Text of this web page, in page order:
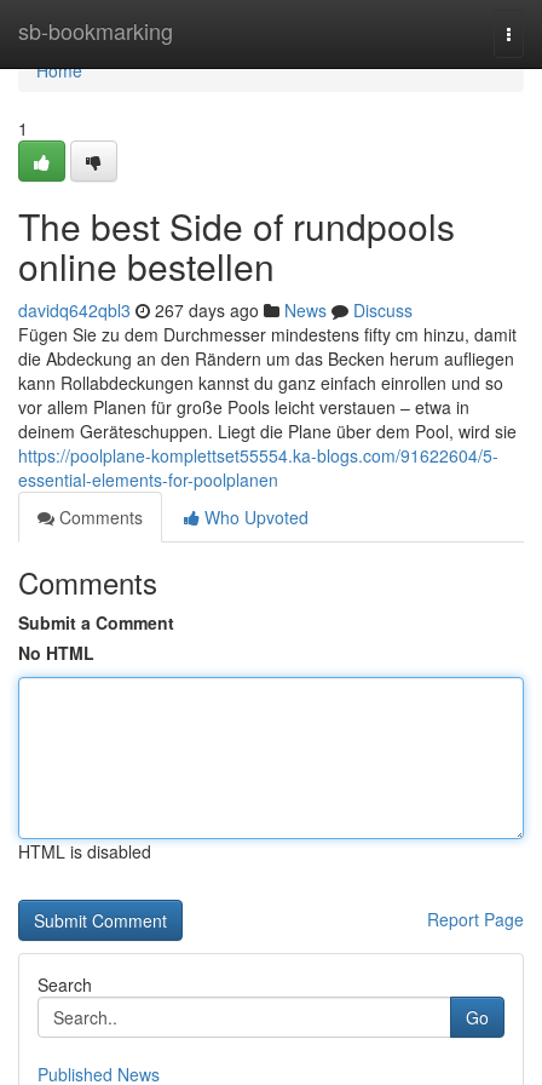
sb-bookmarking
Home
Home
1
The best Side of rundpools
online bestellen
davidq642qbl3 267 days ago News
Discuss
Fügen Sie zu dem Durchmesser mindestens fifty cm hinzu, damit
die Abdeckung an den Rändern um das Becken herum aufliegen
kann Rollabdeckungen kannst du ganz einfach einrollen und so
vor allem Planen für große Pools leicht verstauen – etwa in
deinem Geräteschuppen. Liegt die Plane über dem Pool, wird sie
https://poolplane-komplettset55554.ka-blogs.com/91622604/5-
essential-elements-for-poolplanen
Comments
Who Upvoted
Comments
Submit a Comment
No HTML
HTML is disabled
Report Page
Search
Go
Published News